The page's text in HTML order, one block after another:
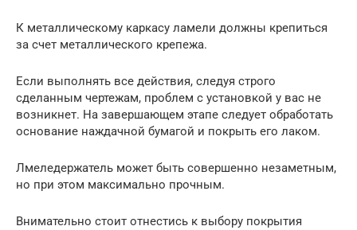
К металлическому каркасу ламели должны крепиться
за счет металлического крепежа.
Если выполнять все действия, следуя строго
сделанным чертежам, проблем с установкой у вас не
возникнет. На завершающем этапе следует обработать
основание наждачной бумагой и покрыть его лаком.
Лмеледержатель может быть совершенно незаметным,
но при этом максимально прочным.
Внимательно стоит отнестись к выбору покрытия